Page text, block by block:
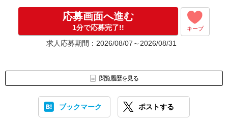
応募画面へ進む
1分で応募完了!! キープ
求人応募期間：2026/08/07～2026/08/31
閲覧履歴を見る
ブックマーク ポストする